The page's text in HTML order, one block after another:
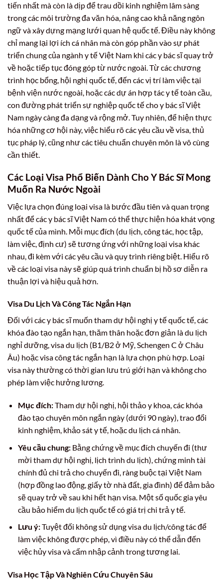
tiến nhất mà còn là dịp để trau dồi kinh nghiệm lâm sàng
trong các môi trường đa văn hóa, nâng cao khả năng ngôn
ngữ và xây dựng mạng lưới quan hệ quốc tế. Điều này không
chỉ mang lại lợi ích cá nhân mà còn góp phần vào sự phát
triển chung của ngành y tế Việt Nam khi các y bác sĩ quay trở
về hoặc tiếp tục đóng góp từ nước ngoài. Từ các chương
trình học bổng, hội nghị quốc tế, đến các vị trí làm việc tại
bệnh viện nước ngoài, hoặc các dự án hợp tác y tế toàn cầu,
con đường phát triển sự nghiệp quốc tế cho y bác sĩ Việt
Nam ngày càng đa dạng và rộng mở. Tuy nhiên, để hiện thực
hóa những cơ hội này, việc hiểu rõ các yêu cầu về visa, thủ
tục pháp lý, cũng như các tiêu chuẩn chuyên môn là vô cùng
cần thiết.
Các Loại Visa Phổ Biến Dành Cho Y Bác Sĩ Mong
Muốn Ra Nước Ngoài
Việc lựa chọn đúng loại visa là bước đầu tiên và quan trọng
nhất để các y bác sĩ Việt Nam có thể thực hiện hóa khát vọng
quốc tế của mình. Mỗi mục đích (du lịch, công tác, học tập,
làm việc, định cư) sẽ tương ứng với những loại visa khác
nhau, đi kèm với các yêu cầu và quy trình riêng biệt. Hiểu rõ
về các loại visa này sẽ giúp quá trình chuẩn bị hồ sơ diễn ra
thuận lợi và hiệu quả hơn.
Visa Du Lịch Và Công Tác Ngắn Hạn
Đối với các y bác sĩ muốn tham dự hội nghị y tế quốc tế, các
khóa đào tạo ngắn hạn, thăm thân hoặc đơn giản là du lịch
nghỉ dưỡng, visa du lịch (B1/B2 ở Mỹ, Schengen C ở Châu
Âu) hoặc visa công tác ngắn hạn là lựa chọn phù hợp. Loại
visa này thường có thời gian lưu trú giới hạn và không cho
phép làm việc hưởng lương.
Mục đích:Tham dự hội nghị, hội thảo y khoa, các khóa
đào tạo chuyên môn ngắn ngày (dưới 90 ngày), trao đổi
kinh nghiệm, khảo sát y tế, hoặc du lịch cá nhân.
Yêu cầu chung:Bằng chứng về mục đích chuyến đi (thư
mời tham dự hội nghị, lịch trình du lịch), chứng minh tài
chính đủ chi trả cho chuyến đi, ràng buộc tại Việt Nam
(hợp đồng lao động, giấy tờ nhà đất, gia đình) để đảm bảo
sẽ quay trở về sau khi hết hạn visa. Một số quốc gia yêu
cầu bảo hiểm du lịch quốc tế có giá trị chi trả y tế.
Lưu ý:Tuyệt đối không sử dụng visa du lịch/công tác để
làm việc không được phép, vì điều này có thể dẫn đến
việc hủy visa và cấm nhập cảnh trong tương lai.
Visa Học Tập Và Nghiên Cứu Chuyên Sâu